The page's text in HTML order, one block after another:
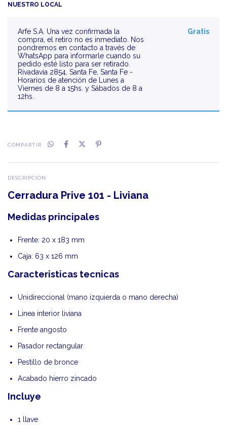
NUESTRO LOCAL
Arfe S.A. Una vez confirmada la
compra, el retiro no es inmediato. Nos
pondremos en contacto a través de
WhatsApp para informarle cuando su
pedido esté listo para ser retirado.
Rivadavia 2854, Santa Fe, Santa Fe -
Horarios de atención de Lunes a
Viernes de 8 a 15hs. y Sábados de 8 a
12hs.
Gratis
COMPARTIR
DESCRIPCIÓN
Cerradura Prive 101 - Liviana
Medidas principales
Frente: 20 x 183 mm
Caja: 63 x 126 mm
Caracteristicas tecnicas
Unidireccional (mano izquierda o mano derecha)
Linea interior liviana
Frente angosto
Pasador rectangular
Pestillo de bronce
Acabado hierro zincado
Incluye
1 llave